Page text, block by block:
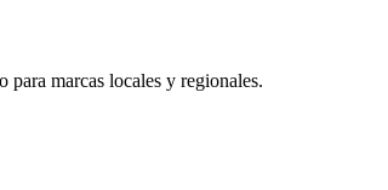
para marcas locales y regionales.